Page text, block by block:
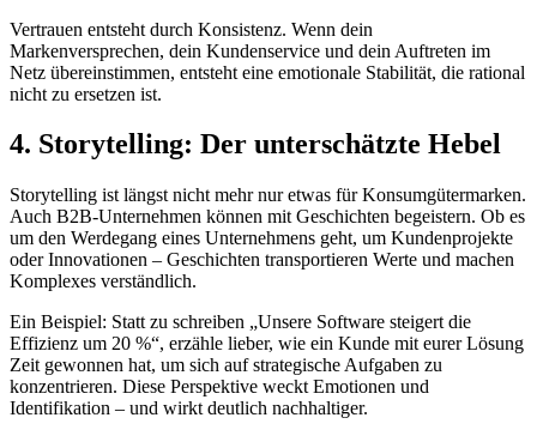
Vertrauen entsteht durch Konsistenz. Wenn dein
Markenversprechen, dein Kundenservice und dein Auftreten im
Netz übereinstimmen, entsteht eine emotionale Stabilität, die rational
nicht zu ersetzen ist.
4. Storytelling: Der unterschätzte Hebel
Storytelling ist längst nicht mehr nur etwas für Konsumgütermarken.
Auch B2B-Unternehmen können mit Geschichten begeistern. Ob es
um den Werdegang eines Unternehmens geht, um Kundenprojekte
oder Innovationen – Geschichten transportieren Werte und machen
Komplexes verständlich.
Ein Beispiel: Statt zu schreiben „Unsere Software steigert die
Effizienz um 20 %“, erzähle lieber, wie ein Kunde mit eurer Lösung
Zeit gewonnen hat, um sich auf strategische Aufgaben zu
konzentrieren. Diese Perspektive weckt Emotionen und
Identifikation – und wirkt deutlich nachhaltiger.